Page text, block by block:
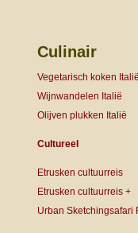
Culinair
Vegetarisch koken Italië
Wijnwandelen Italië
Olijven plukken Italië
Cultureel
Etrusken cultuurreis
Etrusken cultuurreis +
Urban Sketchingsafari